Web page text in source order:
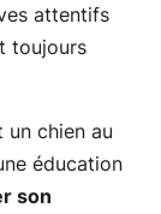
attentifs
toujours
un chien au
éducation
son